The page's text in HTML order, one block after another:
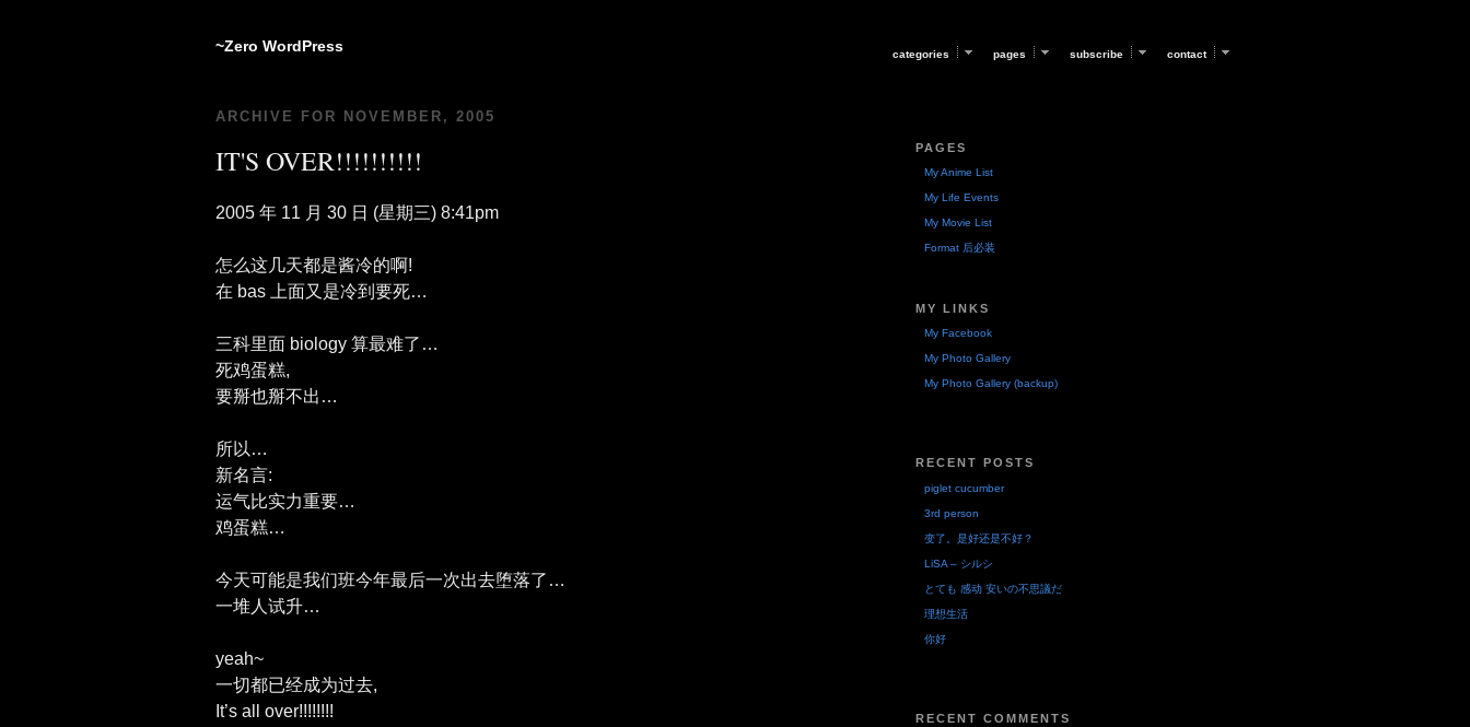
~Zero WordPress categories pages subscribe contact
ARCHIVE FOR NOVEMBER, 2005
IT'S OVER!!!!!!!!!!
2005 年 11 月 30 日 (星期三) 8:41pm
怎么这几天都是酱冷的啊!
在 bas 上面又是冷到要死…
三科里面 biology 算最难了…
死鸡蛋糕,
要掰也掰不出…
所以…
新名言:
运气比实力重要…
鸡蛋糕…
今天可能是我们班今年最后一次出去堕落了…
一堆人试升…
yeah~
一切都已经成为过去,
It’s all over!!!!!!!!
PAGES
My Anime List
My Life Events
My Movie List
Format 后必装
MY LINKS
My Facebook
My Photo Gallery
My Photo Gallery (backup)
RECENT POSTS
piglet cucumber
3rd person
变了。是好还是不好？
LiSA – シルシ
とても 感动 安いの不思議だ
理想生活
你好
RECENT COMMENTS